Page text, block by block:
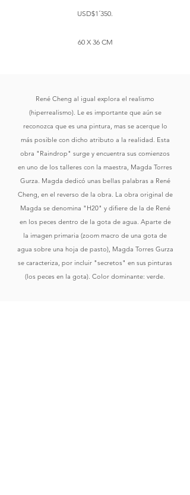
USD$1´350.
60 X 36 CM
René Cheng al igual explora el realismo
(hiperrealismo). Le es importante que aún se
reconozca que es una pintura, mas se acerque lo
más posible con dicho atributo a la realidad. Esta
obra "Raindrop" surge y encuentra sus comienzos
en uno de los talleres con la maestra, Magda Torres
Gurza. Magda dedicó unas bellas palabras a René
Cheng, en el reverso de la obra. La obra original de
Magda se denomina "H20" y difiere de la de René
en los peces dentro de la gota de agua. Aparte de
la imagen primaria (zoom macro de una gota de
agua sobre una hoja de pasto), Magda Torres Gurza
se caracteriza, por incluir "secretos" en sus pinturas
(los peces en la gota). Color dominante: verde.